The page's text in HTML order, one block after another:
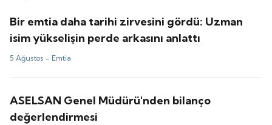
Bir emtia daha tarihi zirvesini gördü: Uzman
isim yükselişin perde arkasını anlattı
5 Ağustos - Emtia
ASELSAN Genel Müdürü'nden bilanço
değerlendirmesi